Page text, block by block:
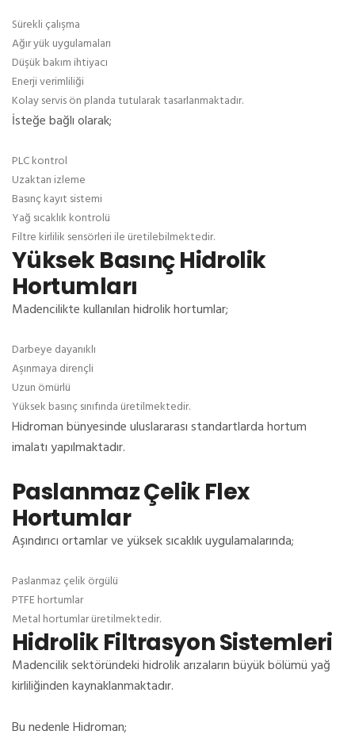
Sürekli çalışma
Ağır yük uygulamaları
Düşük bakım ihtiyacı
Enerji verimliliği
Kolay servis ön planda tutularak tasarlanmaktadır.
İsteğe bağlı olarak;
PLC kontrol
Uzaktan izleme
Basınç kayıt sistemi
Yağ sıcaklık kontrolü
Filtre kirlilik sensörleri ile üretilebilmektedir.
Yüksek Basınç Hidrolik
Hortumları
Madencilikte kullanılan hidrolik hortumlar;
Darbeye dayanıklı
Aşınmaya dirençli
Uzun ömürlü
Yüksek basınç sınıfında üretilmektedir.
Hidroman bünyesinde uluslararası standartlarda hortum
imalatı yapılmaktadır.
Paslanmaz Çelik Flex
Hortumlar
Aşındırıcı ortamlar ve yüksek sıcaklık uygulamalarında;
Paslanmaz çelik örgülü
PTFE hortumlar
Metal hortumlar üretilmektedir.
Hidrolik Filtrasyon Sistemleri
Madencilik sektöründeki hidrolik arızaların büyük bölümü yağ
kirliliğinden kaynaklanmaktadır.
Bu nedenle Hidroman;